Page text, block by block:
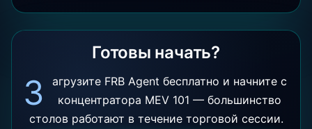
Готовы начать?
З
агрузите FRB Agent бесплатно и начните с
концентратора MEV 101 — большинство
столов работают в течение торговой сессии.